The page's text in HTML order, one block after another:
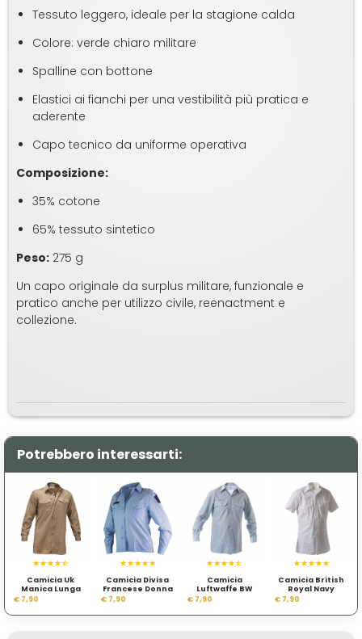
Tessuto leggero, ideale per la stagione calda
Colore: verde chiaro militare
Spalline con bottone
Elastici ai fianchi per una vestibilità più pratica e
aderente
Capo tecnico da uniforme operativa
Composizione:
35% cotone
65% tessuto sintetico
Peso: 275 g
Un capo originale da surplus militare, funzionale e
pratico anche per utilizzo civile, reenactment e
collezione.
Potrebbero interessarti:
Camicia Uk
Manica Lunga
€ 7,90
Camicia Divisa
Francese Donna
€ 7,90
Camicia
Luftwaffe BW
€ 7,90
Camicia British
Royal Navy
€ 7,90